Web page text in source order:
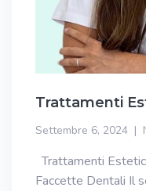
Trattamenti
Settembre 6, 2024
Trattamenti
Faccette Dentali Il